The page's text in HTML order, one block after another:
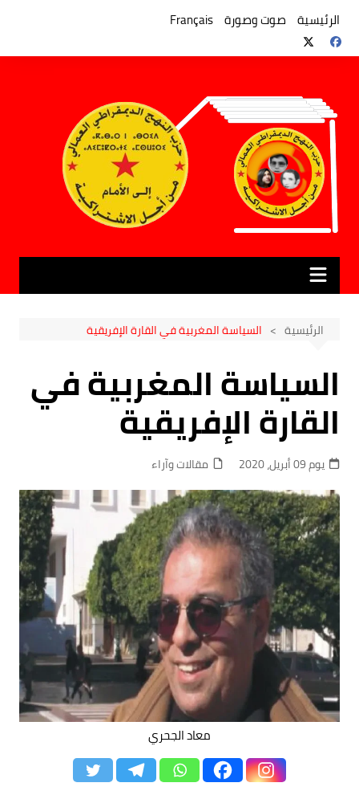
المحتوى
الرئيسية صوت وصورة Français
الرئيسية السياسة المغربية في القارة الإفريقية
السياسة المغربية في
القارة الإفريقية
يوم 09 أبريل، 2020 مقالات وآراء
معاد الجحري